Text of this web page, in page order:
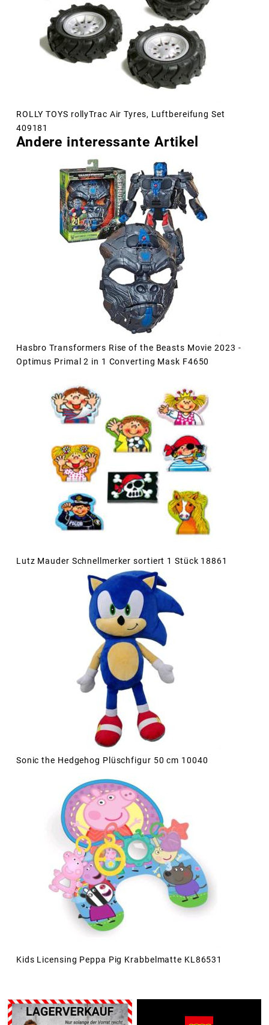
ROLLY TOYS rollyTrac Air Tyres, Luftbereifung Set
409181
Andere interessante Artikel
Hasbro Transformers Rise of the Beasts Movie 2023 -
Optimus Primal 2 in 1 Converting Mask F4650
Lutz Mauder Schnellmerker sortiert 1 Stück 18861
Sonic the Hedgehog Plüschfigur 50 cm 10040
Kids Licensing Peppa Pig Krabbelmatte KL86531